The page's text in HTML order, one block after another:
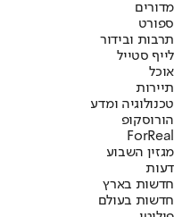
מדורים
ספורט
תרבות ובידור
לייף סטייל
אוכל
תיירות
טכנולוגיה ומדע
הורוסקופ
ForReal
מגזין השבוע
דעות
חדשות בארץ
חדשות בעולם